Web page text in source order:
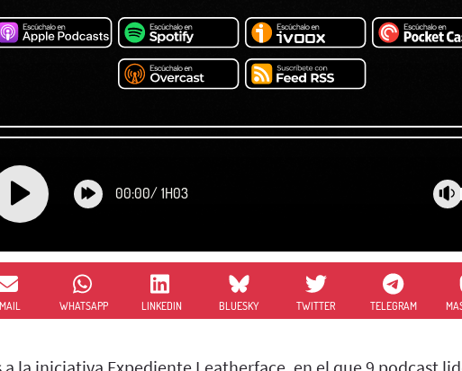
00:00/ 1H03
WHATSAPP LINKEDIN BLUESKY TWITTER TELEGRAM